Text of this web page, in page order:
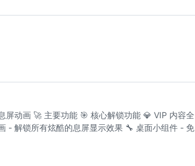
屏动画 🚀 主要功能 🎯 核心解锁功能 💎 VIP 内容全
- 解锁所有炫酷的息屏显示效果 🔧 桌面小组件 - 免